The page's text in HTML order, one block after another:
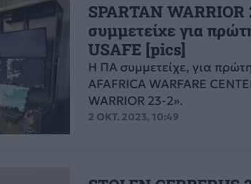
SPARTAN
συμμετείχε για
USAFE [pics]
Η ΠΑ συμμετείχε, για
AFAFRICA WARFARE
WARRIOR 23-2».
2 ΟΚΤ. 2023, 10:49